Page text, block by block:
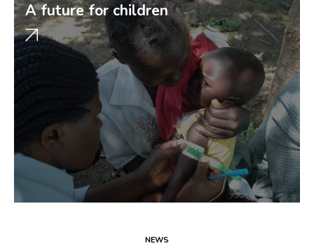
A future for children
NEWS